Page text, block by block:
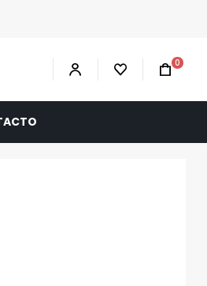
0